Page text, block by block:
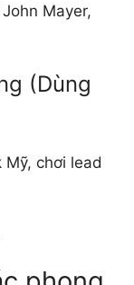
Mayer,
(Dùng
chơi lead